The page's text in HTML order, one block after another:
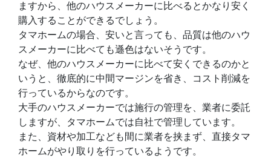
ますから、他のハウスメーカーに比べるとかなり安く
購入することができるでしょう。
タマホームの場合、安いと言っても、品質は他のハウ
スメーカーに比べても遜色はないそうです。
なぜ、他のハウスメーカーに比べて安くできるのかと
いうと、徹底的に中間マージンを省き、コスト削減を
行っているからなのです。
大手のハウスメーカーでは施行の管理を、業者に委託
しますが、タマホームでは自社で管理しています。
また、資材や加工なども間に業者を挟まず、直接タマ
ホームがやり取りを行っているようです。